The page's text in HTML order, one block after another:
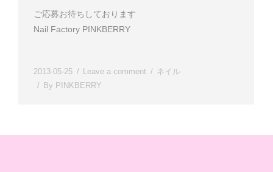
ご応募お待ちしております
Nail Factory PINKBERRY
2013-05-25 Leave a comment
ネイル
By PINKBERRY